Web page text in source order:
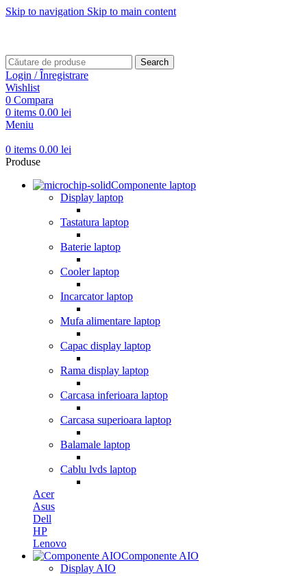
Skip to navigation Skip to main content
Search
Login / Înregistrare
Wishlist
0 Compara
0 items 0.00 lei
Meniu
0 items 0.00 lei
Produse
Componente laptop
Display laptop
Tastatura laptop
Baterie laptop
Cooler laptop
Incarcator laptop
Mufa alimentare laptop
Capac display laptop
Rama display laptop
Carcasa inferioara laptop
Carcasa superioara laptop
Balamale laptop
Cablu lvds laptop
Acer
Asus
Dell
HP
Lenovo
Componente AIO
Display AIO